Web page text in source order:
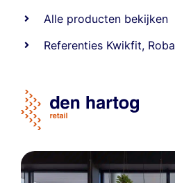
Alle producten bekijken
Referenties Kwikfit, Roba